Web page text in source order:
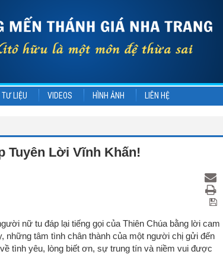
TƯ LIỆU VIDEOS HÌNH ẢNH LIÊN HỆ
Tuyên Lời Vĩnh Khấn!
nữ tu đáp lại tiếng gọi của Thiên Chúa bằng lời cam
những tâm tình chân thành của một người chị gửi đến
tình yêu, lòng biết ơn, sự trung tín và niềm vui được